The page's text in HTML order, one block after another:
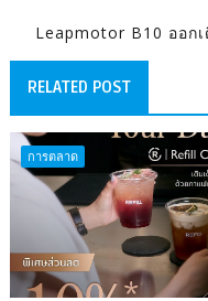
Leapmotor B10 ออก
RELATED POST
การตลาด